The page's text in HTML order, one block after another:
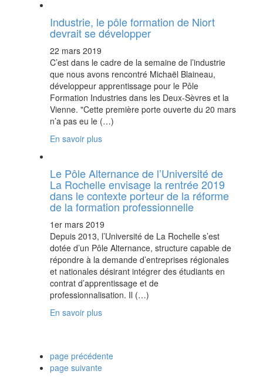
Industrie, le pôle formation de Niort
devrait se développer
22 mars 2019
C’est dans le cadre de la semaine de l’industrie
que nous avons rencontré Michaël Blaineau,
développeur apprentissage pour le Pôle
Formation Industries dans les Deux-Sèvres et la
Vienne. "Cette première porte ouverte du 20 mars
n’a pas eu le (…)
En savoir plus
Le Pôle Alternance de l’Université de
La Rochelle envisage la rentrée 2019
dans le contexte porteur de la réforme
de la formation professionnelle
1er mars 2019
Depuis 2013, l’Université de La Rochelle s’est
dotée d’un Pôle Alternance, structure capable de
répondre à la demande d’entreprises régionales
et nationales désirant intégrer des étudiants en
contrat d’apprentissage et de
professionnalisation. Il (…)
En savoir plus
page précédente
page suivante